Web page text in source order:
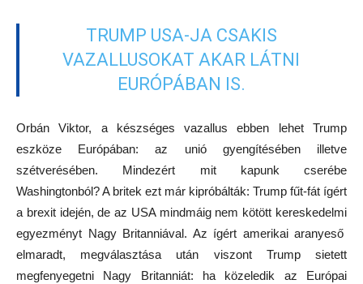
TRUMP USA-JA CSAKIS
VAZALLUSOKAT AKAR LÁTNI
EURÓPÁBAN IS.
Orbán Viktor, a készséges vazallus ebben lehet Trump
eszköze Európában: az unió gyengítésében illetve
szétverésében. Mindezért mit kapunk cserébe
Washingtonból? A britek ezt már kipróbálták: Trump fűt-fát ígért
a brexit idején, de az USA mindmáig nem kötött kereskedelmi
egyezményt Nagy Britanniával. Az ígért amerikai aranyeső
elmaradt, megválasztása után viszont Trump sietett
megfenyegetni Nagy Britanniát: ha közeledik az Európai